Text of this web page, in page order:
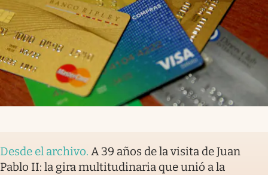
Desde el archivo. A 39 años de la visita de Juan
Pablo II: la gira multitudinaria que unió a la